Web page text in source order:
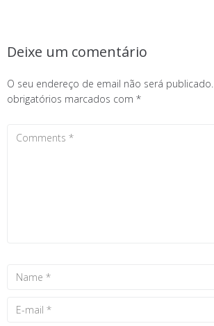
Deixe um comentário
O seu endereço de email não será publicado.
obrigatórios marcados com *